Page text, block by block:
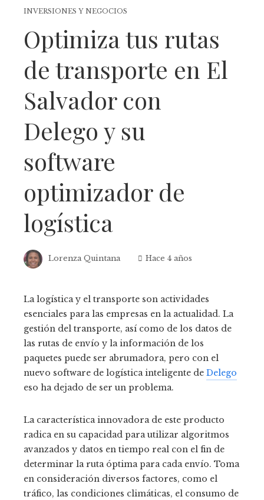
INVERSIONES Y NEGOCIOS
Optimiza tus rutas
de transporte en El
Salvador con
Delego y su
software
optimizador de
logística
Lorenza Quintana Hace 4 años
La logística y el transporte son actividades
esenciales para las empresas en la actualidad. La
gestión del transporte, así como de los datos de
las rutas de envío y la información de los
paquetes puede ser abrumadora, pero con el
nuevo software de logística inteligente de Delego
eso ha dejado de ser un problema.
La característica innovadora de este producto
radica en su capacidad para utilizar algoritmos
avanzados y datos en tiempo real con el fin de
determinar la ruta óptima para cada envío. Toma
en consideración diversos factores, como el
tráfico, las condiciones climáticas, el consumo de